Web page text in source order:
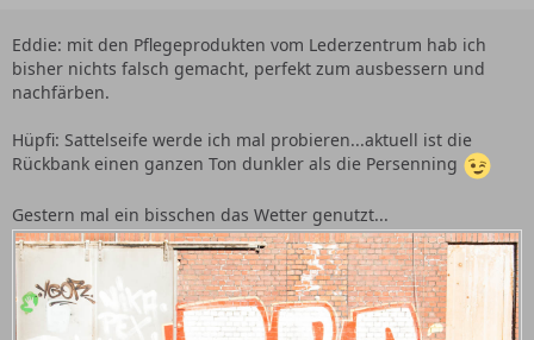
Eddie: mit den Pflegeprodukten vom Lederzentrum hab ich
bisher nichts falsch gemacht, perfekt zum ausbessern und
nachfärben.
Hüpfi: Sattelseife werde ich mal probieren...aktuell ist die
Rückbank einen ganzen Ton dunkler als die Persenning
Gestern mal ein bisschen das Wetter genutzt...